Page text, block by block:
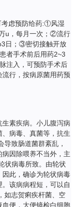
考虑预防给药:①风湿
u，每月一次；②流行
日；③密切接触开放
者手术前后用药2~3
注入，可预防手术后
行，按病原菌用药预
素疾病。小儿腹泻病
病毒、真菌等，抗生
致肠道菌群紊乱，
因除喂养不当外，主
状病毒所致。由轮状
此，确诊为轮状病毒
该病病程短，可以自
如志贺痢疾杆菌、空
血便，大便镜检白细胞